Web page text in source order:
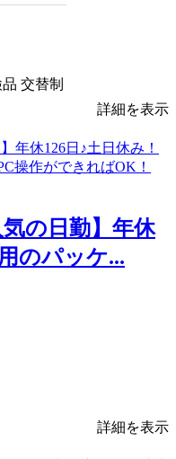
交替制
詳細を表示
気の日勤】年休
のパッケ...
詳細を表示